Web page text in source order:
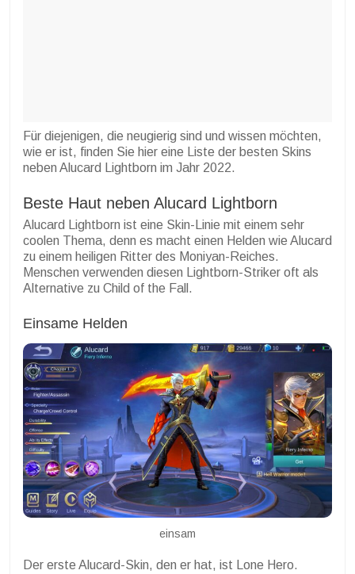
Für diejenigen, die neugierig sind und wissen möchten,
wie er ist, finden Sie hier eine Liste der besten Skins
neben Alucard Lightborn im Jahr 2022.
Beste Haut neben Alucard Lightborn
Alucard Lightborn ist eine Skin-Linie mit einem sehr
coolen Thema, denn es macht einen Helden wie Alucard
zu einem heiligen Ritter des Moniyan-Reiches.
Menschen verwenden diesen Lightborn-Striker oft als
Alternative zu Child of the Fall.
Einsame Helden
einsam
Der erste Alucard-Skin, den er hat, ist Lone Hero.